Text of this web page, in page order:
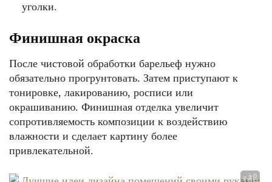
уголки.
Финишная окраска
После чистовой обработки барельеф нужно
обязательно прогрунтовать. Затем приступают к
тонировке, лакированию, росписи или
окрашиванию. Финишная отделка увеличит
сопротивляемость композиции к воздействию
влажности и сделает картину более
привлекательной.